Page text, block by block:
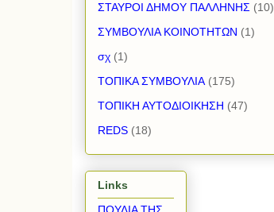
ΣΤΑΥΡΟΙ ΔΗΜΟΥ ΠΑΛΛΗΝΗΣ (10)
ΣΥΜΒΟΥΛΙΑ ΚΟΙΝΟΤΗΤΩΝ (1)
σχ (1)
ΤΟΠΙΚΑ ΣΥΜΒΟΥΛΙΑ (175)
ΤΟΠΙΚΗ ΑΥΤΟΔΙΟΙΚΗΣΗ (47)
REDS (18)
Links
ΠΟΥΛΙΑ ΤΗΣ